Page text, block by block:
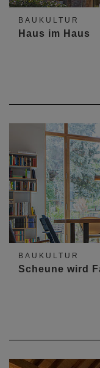
BAUKULTUR
Haus im Haus
BAUKULTUR
Scheune wird